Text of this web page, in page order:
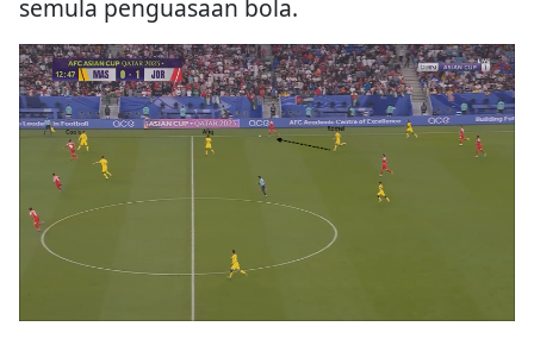
semula penguasaan bola.